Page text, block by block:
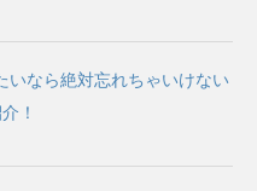
いなら絶対忘れちゃいけない
！